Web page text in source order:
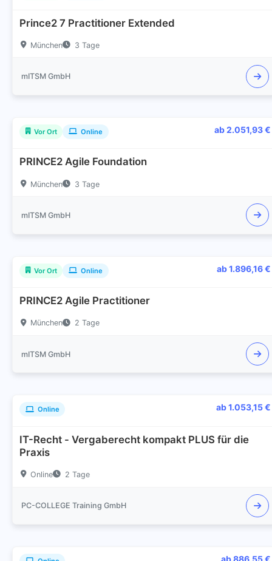
Prince2 7 Practitioner Extended
München 3 Tage
mITSM GmbH
Vor Ort Online ab 2.051,93 €
PRINCE2 Agile Foundation
München 3 Tage
mITSM GmbH
Vor Ort Online ab 1.896,16 €
PRINCE2 Agile Practitioner
München 2 Tage
mITSM GmbH
Online ab 1.053,15 €
IT-Recht - Vergaberecht kompakt PLUS für die
Praxis
Online 2 Tage
PC-COLLEGE Training GmbH
ab 886,55 €